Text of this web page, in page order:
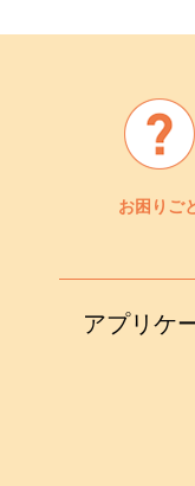
お困りご
アプリケ